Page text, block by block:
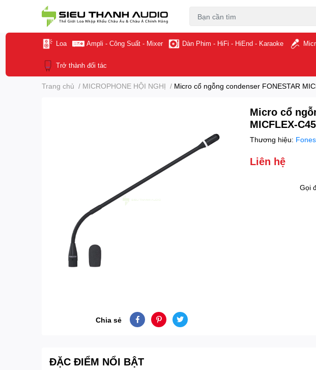
Loa Ampli - Công Suất - Mixer Dàn Phim - HiFi - HiEnd - Karaoke
Trở thành đối tác
Trang chủ / MICROPHONE HỘI NGHỊ / Micro cổ ngỗng condenser FONESTAR
Chia sẻ
Micro cổ
MICFLEX-
Thương hiệu:
Liên hệ
Gọi
ĐẶC ĐIỂM NỔI BẬT